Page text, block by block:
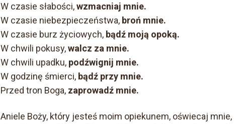
W czasie słabości,wzmacniaj mnie.
W czasie niebezpieczeństwa, broń mnie.
W czasie burz życiowych, bądź moją opoką.
W chwili pokusy,walcz za mnie.
W chwili upadku, podźwignij mnie.
W godzinę śmierci, bądź przy mnie.
Przed tron Boga, zaprowadź mnie.
Aniele Boży, który jesteś moim opiekunem, oświecaj mnie,